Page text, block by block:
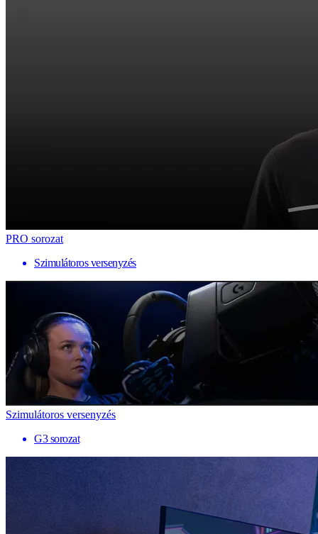
PRO sorozat
Szimulátoros versenyzés
Szimulátoros versenyzés
G3 sorozat